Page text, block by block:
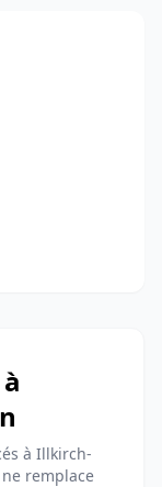
à Illkirch-
remplace